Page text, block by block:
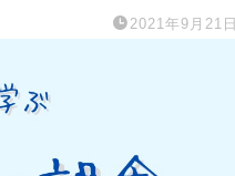
2021年9月21日